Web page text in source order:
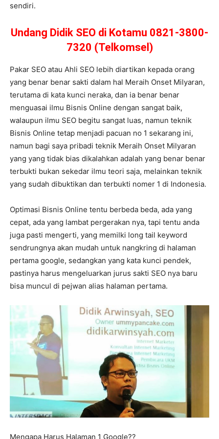
sendiri.
Undang Didik SEO di Kotamu 0821-3800-
7320 (Telkomsel)
Pakar SEO atau Ahli SEO lebih diartikan kepada orang
yang benar benar sakti dalam hal Meraih Onset Milyaran,
terutama di kata kunci neraka, dan ia benar benar
menguasai ilmu Bisnis Online dengan sangat baik,
walaupun ilmu SEO begitu sangat luas, namun teknik
Bisnis Online tetap menjadi pacuan no 1 sekarang ini,
namun bagi saya pribadi teknik Meraih Onset Milyaran
yang yang tidak bias dikalahkan adalah yang benar benar
terbukti bukan sekedar ilmu teori saja, melainkan teknik
yang sudah dibuktikan dan terbukti nomer 1 di Indonesia.
Optimasi Bisnis Online tentu berbeda beda, ada yang
cepat, ada yang lambat pergerakan nya, tapi tentu anda
juga pasti mengerti, yang memilki long tail keyword
sendrungnya akan mudah untuk nangkring di halaman
pertama google, sedangkan yang kata kunci pendek,
pastinya harus mengeluarkan jurus sakti SEO nya baru
bisa muncul di pejwan alias halaman pertama.
Mengapa Harus Halaman 1 Google??